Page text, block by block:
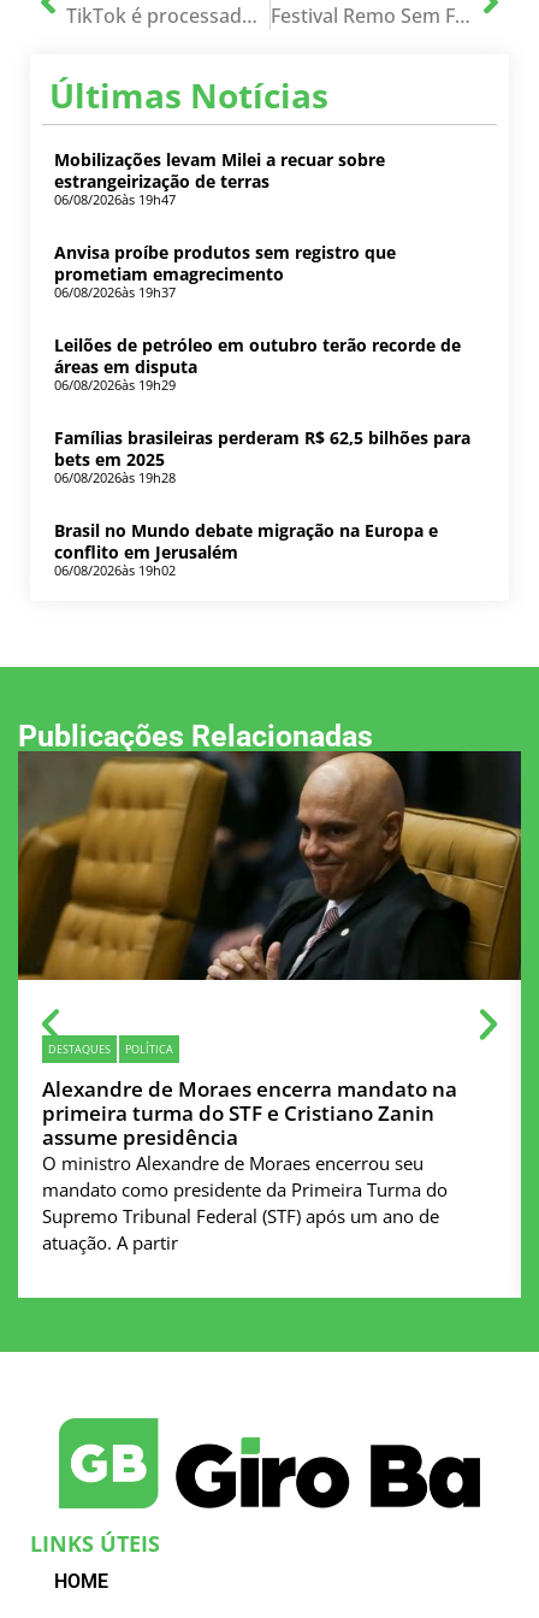
TikTok é processado em 13 estados nos EUA por não proteger jovens Festival Remo Sem Fronteiras acontecerá nesse sábado; SAIBA MAIS!
Últimas Notícias
Mobilizações levam Milei a recuar sobre
estrangeirização de terras
06/08/2026às 19h47
Anvisa proíbe produtos sem registro que
prometiam emagrecimento
06/08/2026às 19h37
Leilões de petróleo em outubro terão recorde de
áreas em disputa
06/08/2026às 19h29
Famílias brasileiras perderam R$ 62,5 bilhões para
bets em 2025
06/08/2026às 19h28
Brasil no Mundo debate migração na Europa e
conflito em Jerusalém
06/08/2026às 19h02
Publicações Relacionadas
DESTAQUES POLÍTICA
Alexandre de Moraes encerra mandato na
primeira turma do STF e Cristiano Zanin
assume presidência
O ministro Alexandre de Moraes encerrou seu
mandato como presidente da Primeira Turma do
Supremo Tribunal Federal (STF) após um ano de
atuação. A partir
LINKS ÚTEIS
HOME